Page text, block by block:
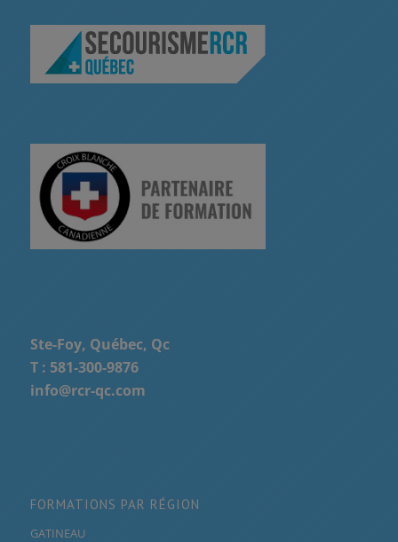
Ste-Foy, Québec, Qc
T : 581-300-9876
info@rcr-qc.com
FORMATIONS PAR RÉGION
GATINEAU